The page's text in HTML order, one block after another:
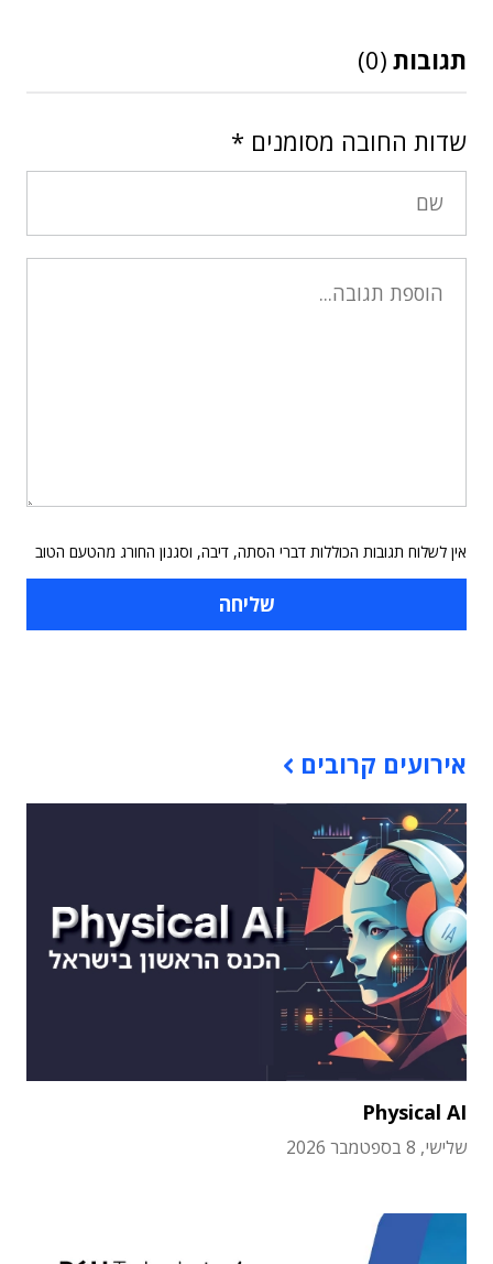
תגובות (0)
שדות החובה מסומנים *
אין לשלוח תגובות הכוללות דברי הסתה, דיבה, וסגנון החורג מהטעם הטוב
אירועים קרובים
Physical AI
שלישי, 8 בספטמבר 2026